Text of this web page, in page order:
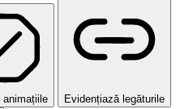
animațiile Evidențiază legăturile